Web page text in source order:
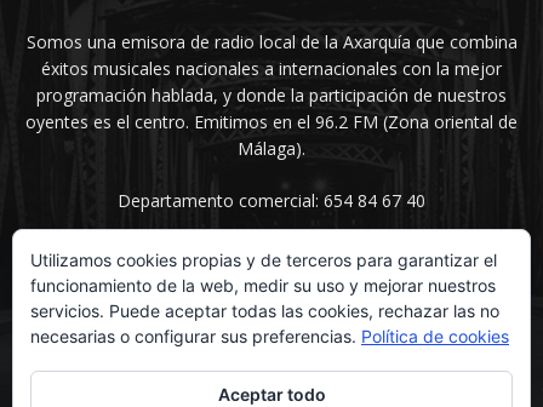
Somos una emisora de radio local de la Axarquía que combina
éxitos musicales nacionales a internacionales con la mejor
programación hablada, y donde la participación de nuestros
oyentes es el centro. Emitimos en el 96.2 FM (Zona oriental de
Málaga).
Departamento comercial: 654 84 67 40
SÍGUENOS
Utilizamos cookies propias y de terceros para garantizar el
funcionamiento de la web, medir su uso y mejorar nuestros
servicios. Puede aceptar todas las cookies, rechazar las no
necesarias o configurar sus preferencias. Política de cookies
Aceptar todo